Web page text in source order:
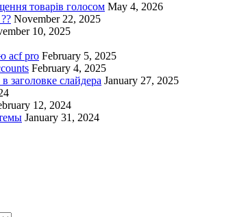
товарів голосом May 4, 2026
November 22, 2025
10, 2025
acf pro February 5, 2025
February 4, 2025
заголовке слайдера January 27, 2025
12, 2024
January 31, 2024